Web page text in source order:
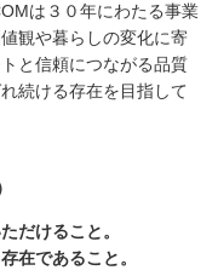
は３０年にわたる事業
観や暮らしの変化に寄
と信頼につながる品質
続ける存在を目指して
だけること。
在であること。